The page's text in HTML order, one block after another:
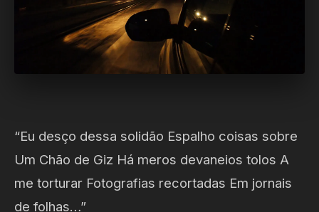
“Eu desço dessa solidão Espalho coisas sobre
Um Chão de Giz Há meros devaneios tolos A
me torturar Fotografias recortadas Em jornais
de folhas…”